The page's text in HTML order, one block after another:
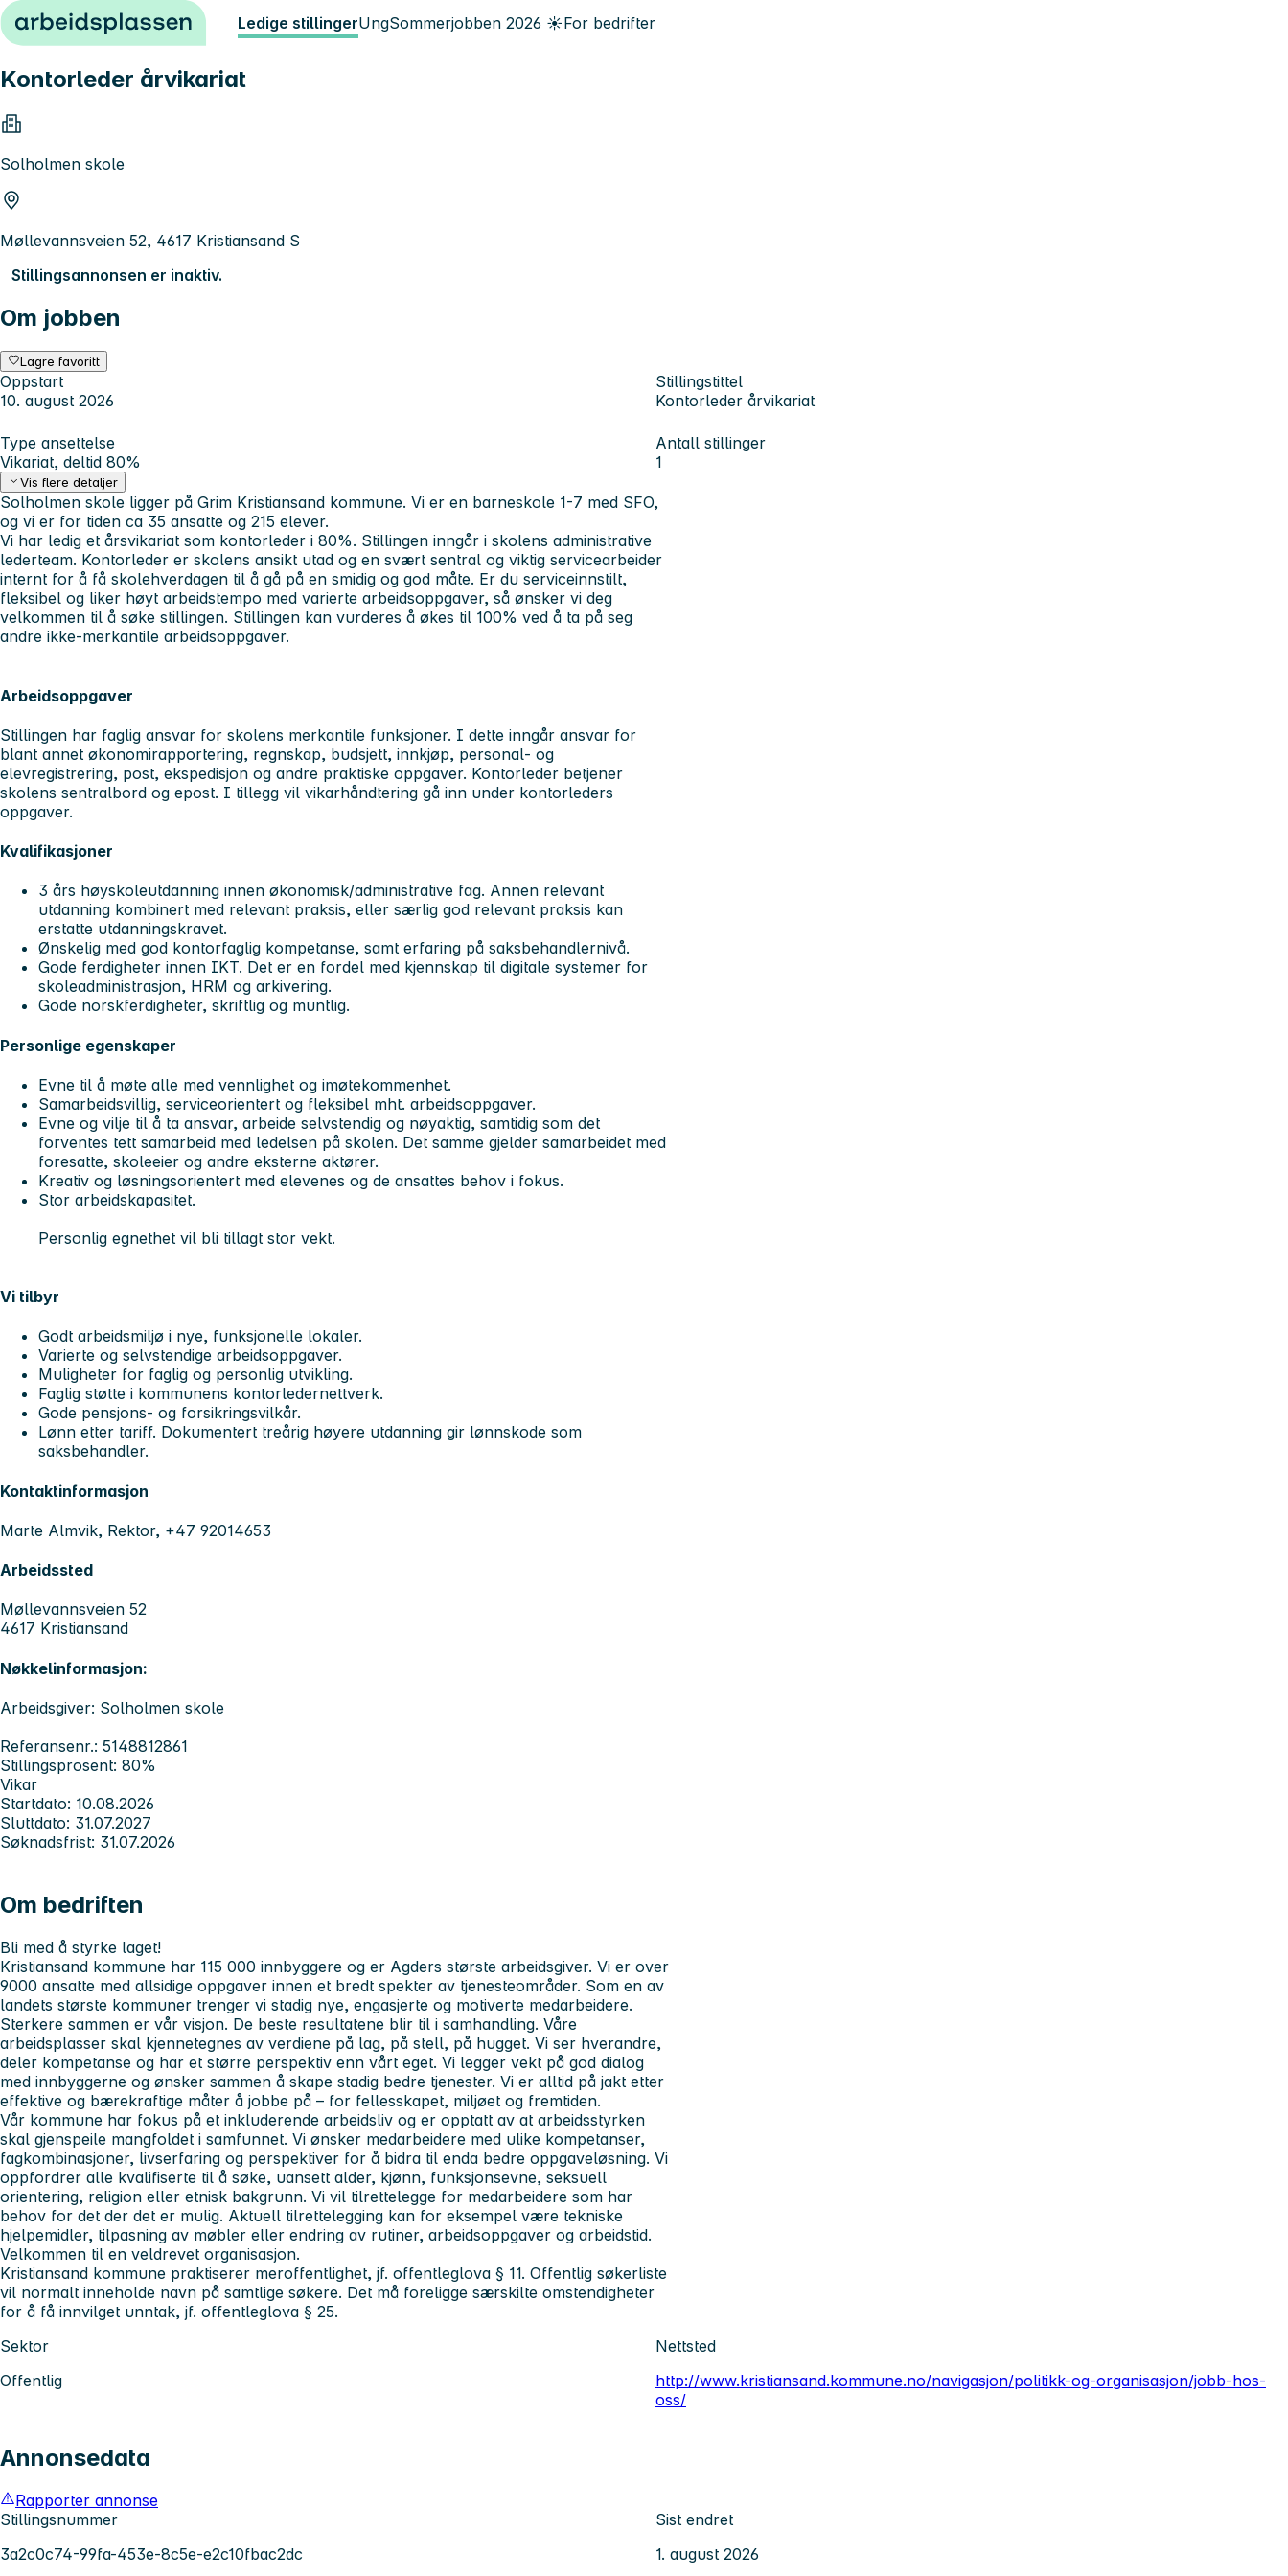
Hopp til innhold Ledige stillingerUngSommerjobben 2026 ☀️For bedrifter
Kontorleder årvikariat
Solholmen skole
Møllevannsveien 52, 4617 Kristiansand S
Stillingsannonsen er inaktiv.
Om jobben
Lagre favoritt
Oppstart
10. august 2026
Stillingstittel
Kontorleder årvikariat
Type ansettelse
Vikariat, deltid 80%
Antall stillinger
1
Vis flere detaljer
Solholmen skole ligger på Grim Kristiansand kommune. Vi er en barneskole 1-7 med SFO,
og vi er for tiden ca 35 ansatte og 215 elever.
Vi har ledig et årsvikariat som kontorleder i 80%. Stillingen inngår i skolens administrative
lederteam. Kontorleder er skolens ansikt utad og en svært sentral og viktig servicearbeider
internt for å få skolehverdagen til å gå på en smidig og god måte. Er du serviceinnstilt,
fleksibel og liker høyt arbeidstempo med varierte arbeidsoppgaver, så ønsker vi deg
velkommen til å søke stillingen. Stillingen kan vurderes å økes til 100% ved å ta på seg
andre ikke-merkantile arbeidsoppgaver.
Arbeidsoppgaver
Stillingen har faglig ansvar for skolens merkantile funksjoner. I dette inngår ansvar for
blant annet økonomirapportering, regnskap, budsjett, innkjøp, personal- og
elevregistrering, post, ekspedisjon og andre praktiske oppgaver. Kontorleder betjener
skolens sentralbord og epost. I tillegg vil vikarhåndtering gå inn under kontorleders
oppgaver.
Kvalifikasjoner
3 års høyskoleutdanning innen økonomisk/administrative fag. Annen relevant
utdanning kombinert med relevant praksis, eller særlig god relevant praksis kan
erstatte utdanningskravet.
Ønskelig med god kontorfaglig kompetanse, samt erfaring på saksbehandlernivå.
Gode ferdigheter innen IKT. Det er en fordel med kjennskap til digitale systemer for
skoleadministrasjon, HRM og arkivering.
Gode norskferdigheter, skriftlig og muntlig.
Personlige egenskaper
Evne til å møte alle med vennlighet og imøtekommenhet.
Samarbeidsvillig, serviceorientert og fleksibel mht. arbeidsoppgaver.
Evne og vilje til å ta ansvar, arbeide selvstendig og nøyaktig, samtidig som det
forventes tett samarbeid med ledelsen på skolen. Det samme gjelder samarbeidet med
foresatte, skoleeier og andre eksterne aktører.
Kreativ og løsningsorientert med elevenes og de ansattes behov i fokus.
Stor arbeidskapasitet.
Personlig egnethet vil bli tillagt stor vekt.
Vi tilbyr
Godt arbeidsmiljø i nye, funksjonelle lokaler.
Varierte og selvstendige arbeidsoppgaver.
Muligheter for faglig og personlig utvikling.
Faglig støtte i kommunens kontorledernettverk.
Gode pensjons- og forsikringsvilkår.
Lønn etter tariff. Dokumentert treårig høyere utdanning gir lønnskode som
saksbehandler.
Kontaktinformasjon
Marte Almvik, Rektor, +47 92014653
Arbeidssted
Møllevannsveien 52
4617 Kristiansand
Nøkkelinformasjon:
Arbeidsgiver: Solholmen skole
Referansenr.: 5148812861
Stillingsprosent: 80%
Vikar
Startdato: 10.08.2026
Sluttdato: 31.07.2027
Søknadsfrist: 31.07.2026
Om bedriften
Bli med å styrke laget!
Kristiansand kommune har 115 000 innbyggere og er Agders største arbeidsgiver. Vi er over
9000 ansatte med allsidige oppgaver innen et bredt spekter av tjenesteområder. Som en av
landets største kommuner trenger vi stadig nye, engasjerte og motiverte medarbeidere.
Sterkere sammen er vår visjon. De beste resultatene blir til i samhandling. Våre
arbeidsplasser skal kjennetegnes av verdiene på lag, på stell, på hugget. Vi ser hverandre,
deler kompetanse og har et større perspektiv enn vårt eget. Vi legger vekt på god dialog
med innbyggerne og ønsker sammen å skape stadig bedre tjenester. Vi er alltid på jakt etter
effektive og bærekraftige måter å jobbe på – for fellesskapet, miljøet og fremtiden.
Vår kommune har fokus på et inkluderende arbeidsliv og er opptatt av at arbeidsstyrken
skal gjenspeile mangfoldet i samfunnet. Vi ønsker medarbeidere med ulike kompetanser,
fagkombinasjoner, livserfaring og perspektiver for å bidra til enda bedre oppgaveløsning. Vi
oppfordrer alle kvalifiserte til å søke, uansett alder, kjønn, funksjonsevne, seksuell
orientering, religion eller etnisk bakgrunn. Vi vil tilrettelegge for medarbeidere som har
behov for det der det er mulig. Aktuell tilrettelegging kan for eksempel være tekniske
hjelpemidler, tilpasning av møbler eller endring av rutiner, arbeidsoppgaver og arbeidstid.
Velkommen til en veldrevet organisasjon.
Kristiansand kommune praktiserer meroffentlighet, jf. offentleglova § 11. Offentlig søkerliste
vil normalt inneholde navn på samtlige søkere. Det må foreligge særskilte omstendigheter
for å få innvilget unntak, jf. offentleglova § 25.
Sektor
Offentlig
Nettsted
http://www.kristiansand.kommune.no/navigasjon/politikk-og-organisasjon/jobb-hos-
oss/
Annonsedata
Rapporter annonse
Stillingsnummer
3a2c0c74-99fa-453e-8c5e-e2c10fbac2dc
Sist endret
1. august 2026